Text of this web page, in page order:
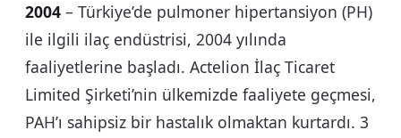
2004 – Türkiye’de pulmoner hipertansiyon (PH)
ile ilgili ilaç endüstrisi, 2004 yılında
faaliyetlerine başladı. Actelion İlaç Ticaret
Limited Şirketi’nin ülkemizde faaliyete geçmesi,
PAH’ı sahipsiz bir hastalık olmaktan kurtardı. 3